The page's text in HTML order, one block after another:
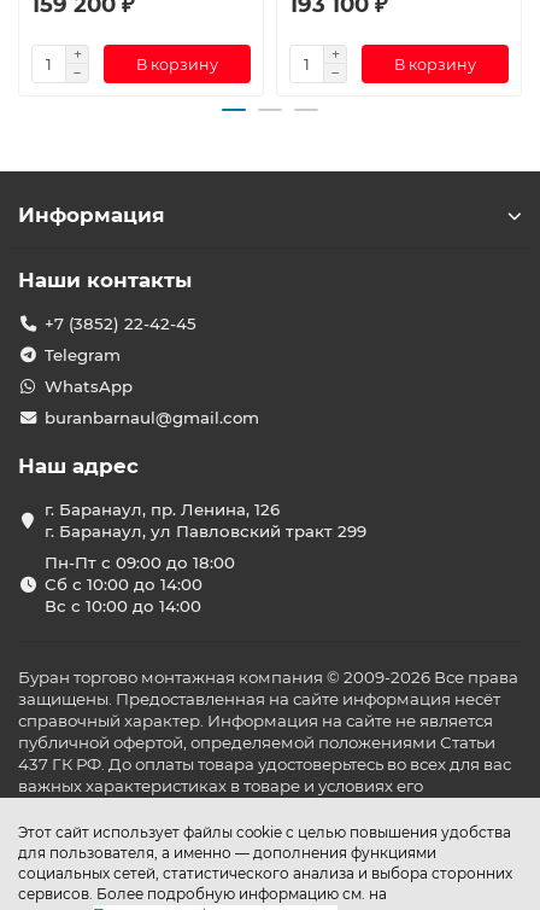
В корзину В корзину
Этот сайт использует файлы cookie с целью повышения удобства
для пользователя, а именно — дополнения функциями
социальных сетей, статистического анализа и выбора сторонних
сервисов. Более подробную информацию см. на
Информация
Наши контакты
+7 (3852) 22-42-45
Telegram
WhatsApp
buranbarnaul@gmail.com
Наш адрес
г. Баранаул, пр. Ленина, 126
г. Баранаул, ул Павловский тракт 299
Пн-Пт с 09:00 до 18:00
Сб с 10:00 до 14:00
Вс с 10:00 до 14:00
Буран торгово монтажная компания © 2009-2026 Все права
защищены. Предоставленная на сайте информация несёт
справочный характер. Информация на сайте не является
публичной офертой, определяемой положениями Статьи
437 ГК РФ. До оплаты товара удостоверьтесь во всех для вас
важных характеристиках в товаре и условиях его